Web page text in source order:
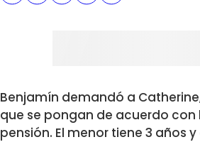
Benjamín demandó a
que se pongan de acuerdo con
pensión. El menor tiene 3 años